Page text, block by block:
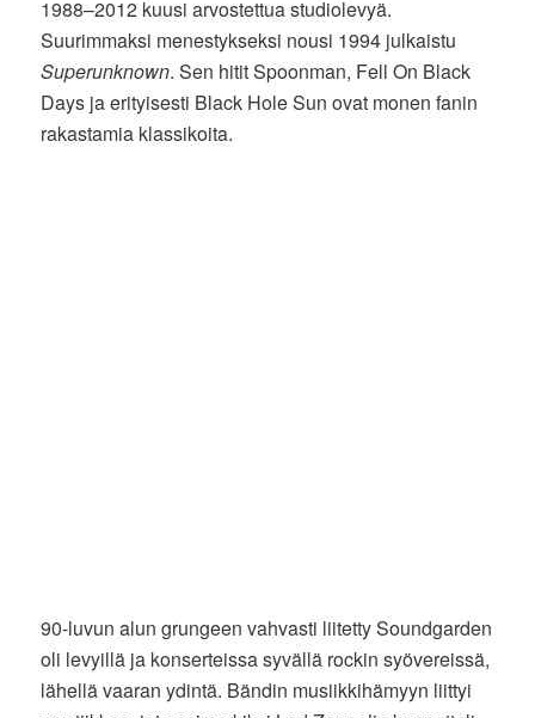
1988–2012 kuusi arvostettua studiolevyä.
Suurimmaksi menestykseksi nousi 1994 julkaistu
Superunknown. Sen hitit Spoonman, Fell On Black
Days ja erityisesti Black Hole Sun ovat monen fanin
rakastamia klassikoita.
90-luvun alun grungeen vahvasti liitetty Soundgarden
oli levyillä ja konserteissa syvällä rockin syövereissä,
lähellä vaaran ydintä. Bändin musiikkihämyyn liittyi